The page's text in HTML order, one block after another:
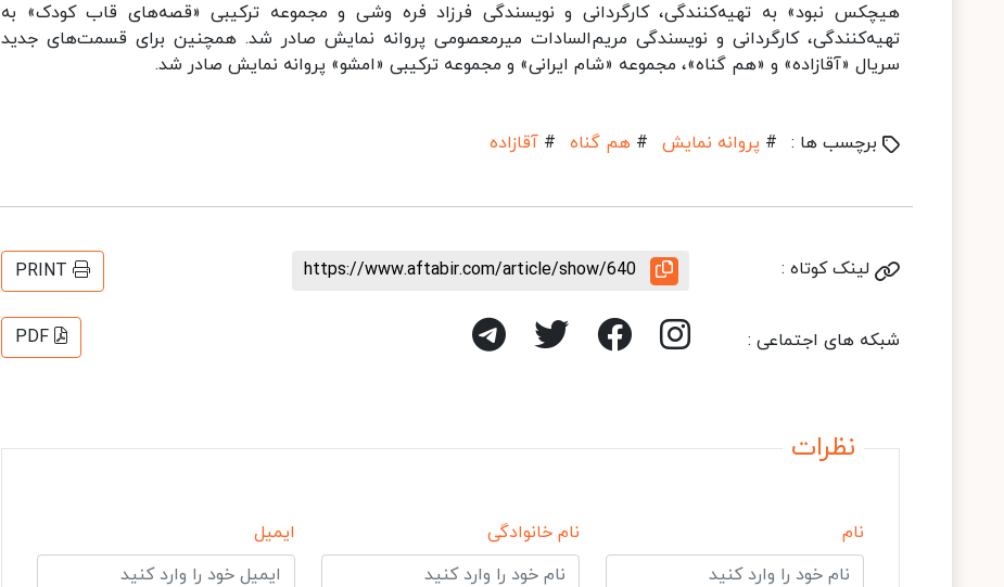
هیچکس نبود» به تهیه‌کنندگی، کارگردانی و نویسندگی فرزاد فره وشی و مجموعه ترکیبی «قصه‌های قاب کودک» به
تهیه‌کنندگی، کارگردانی و نویسندگی مریم‌السادات میرمعصومی پروانه نمایش صادر شد. همچنین برای قسمت‌های جدید
سریال «آقازاده» و «هم گناه»، مجموعه «شام ایرانی» و مجموعه ترکیبی «امشو» پروانه نمایش صادر شد.
برچسب ها : # پروانه نمایش # هم گناه # آقازاده
لینک کوتاه : https://www.aftabir.com/article/show/640
PRINT
شبکه های اجتماعی : PDF
نظرات
نام نام خانوادگی ایمیل